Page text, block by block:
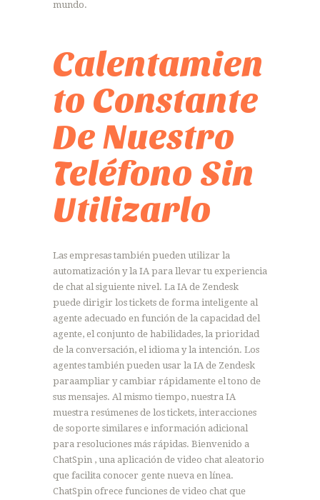
mundo.
Calentamien
to Constante
De Nuestro
Teléfono Sin
Utilizarlo
Las empresas también pueden utilizar la
automatización y la IA para llevar tu experiencia
de chat al siguiente nivel. La IA de Zendesk
puede dirigir los tickets de forma inteligente al
agente adecuado en función de la capacidad del
agente, el conjunto de habilidades, la prioridad
de la conversación, el idioma y la intención. Los
agentes también pueden usar la IA de Zendesk
paraampliar y cambiar rápidamente el tono de
sus mensajes. Al mismo tiempo, nuestra IA
muestra resúmenes de los tickets, interacciones
de soporte similares e información adicional
para resoluciones más rápidas. Bienvenido a
ChatSpin , una aplicación de video chat aleatorio
que facilita conocer gente nueva en línea.
ChatSpin ofrece funciones de video chat que